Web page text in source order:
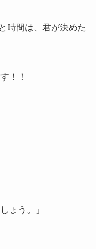
時間は、君が決めた
！！
ょう。」